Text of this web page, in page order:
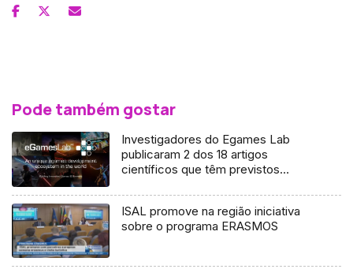
Pode também gostar
Investigadores do Egames Lab
publicaram 2 dos 18 artigos
científicos que têm previstos
ISAL promove na região iniciativa
sobre o programa ERASMOS